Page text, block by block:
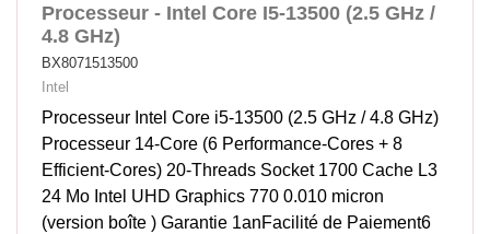
Processeur - Intel Core I5-13500 (2.5 GHz /
4.8 GHz)
BX8071513500
Intel
Processeur Intel Core i5-13500 (2.5 GHz / 4.8 GHz)
Processeur 14-Core (6 Performance-Cores + 8
Efficient-Cores) 20-Threads Socket 1700 Cache L3
24 Mo Intel UHD Graphics 770 0.010 micron
(version boîte ) Garantie 1anFacilité de Paiement6